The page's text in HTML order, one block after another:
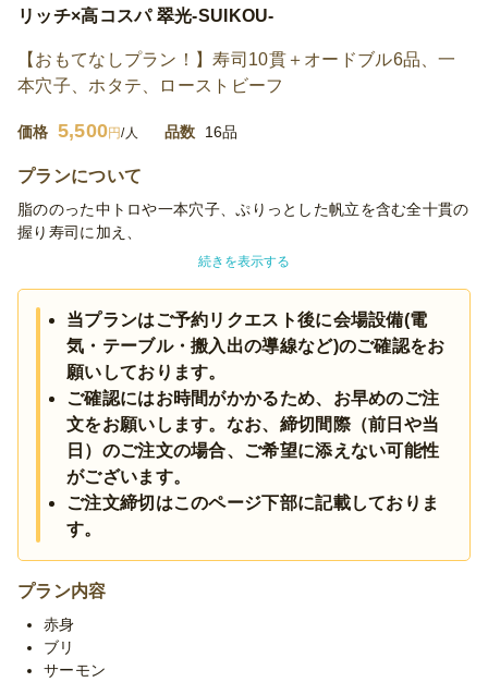
リッチ×高コスパ 翠光-SUIKOU-
【おもてなしプラン！】寿司10貫＋オードブル6品、一
本穴子、ホタテ、ローストビーフ
価格 5,500円/人 品数 16品
プランについて
脂ののった中トロや一本穴子、ぷりっとした帆立を含む全十貫の
握り寿司に加え、
金目鯛の塩麹焼きや牛もも肉の柔らかローストビーフ、蟹クリー
和の繊細さと洋の華やかさを織り交ぜた料理の数々が、特別なひ
とときを華やかに演出します。
職人が丁寧に握る鮨と、旬の味覚を活かした料理を贅沢に楽しめ
る、満足感あふれる上質なプラン。
大切な記念日やご会食、特別なおもてなしの場にふさわしい、華
やかで贅沢な食卓をお届けいたします。
※お料理セッティング・撤収分のサービススタッフ人件費はプラ
ン内に含まれております。(スタッフ人数をご指定の場合は別途
ください。
※季節毎の仕入れによりメニューが変わる場合がございます。予
めご了承ください。
続きを表示する
当プランはご予約リクエスト後に会場設備(電
気・テーブル・搬入出の導線など)のご確認をお
願いしております。
ご確認にはお時間がかかるため、お早めのご注
文をお願いします。なお、締切間際（前日や当
日）のご注文の場合、ご希望に添えない可能性
がございます。
ご注文締切はこのページ下部に記載しておりま
す。
プラン内容
赤身
ブリ
サーモン